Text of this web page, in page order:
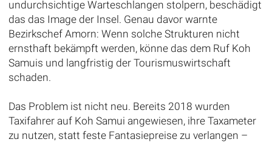
undurchsichtige Warteschlangen stolpern, beschädigt
das das Image der Insel. Genau davor warnte
Bezirkschef Amorn: Wenn solche Strukturen nicht
ernsthaft bekämpft werden, könne das dem Ruf Koh
Samuis und langfristig der Tourismuswirtschaft
schaden.
Das Problem ist nicht neu. Bereits 2018 wurden
Taxifahrer auf Koh Samui angewiesen, ihre Taxameter
zu nutzen, statt feste Fantasiepreise zu verlangen –